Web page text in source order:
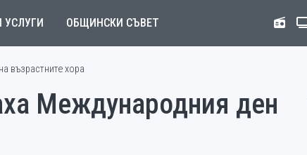
УСЛУГИ ОБЩИНСКИ СЪВЕТ
възрастните хора
Международния ден